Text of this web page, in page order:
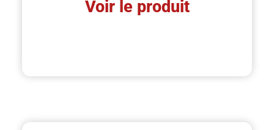
Voir le produit